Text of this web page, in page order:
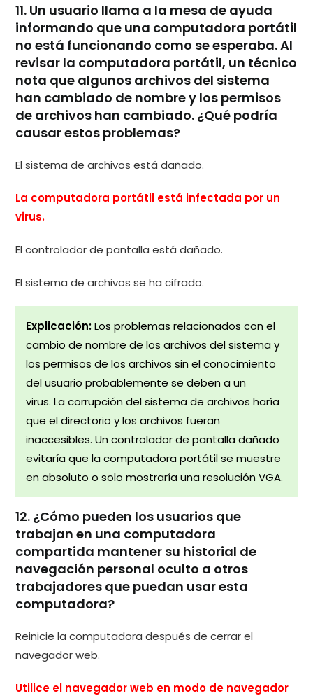
11. Un usuario llama a la mesa de ayuda
informando que una computadora portátil
no está funcionando como se esperaba. Al
revisar la computadora portátil, un técnico
nota que algunos archivos del sistema
han cambiado de nombre y los permisos
de archivos han cambiado. ¿Qué podría
causar estos problemas?
El sistema de archivos está dañado.
La computadora portátil está infectada por un
virus.
El controlador de pantalla está dañado.
El sistema de archivos se ha cifrado.
Explicación:Los problemas relacionados con el
cambio de nombre de los archivos del sistema y
los permisos de los archivos sin el conocimiento
del usuario probablemente se deben a un
virus. La corrupción del sistema de archivos haría
que el directorio y los archivos fueran
inaccesibles. Un controlador de pantalla dañado
evitaría que la computadora portátil se muestre
en absoluto o solo mostraría una resolución VGA.
12. ¿Cómo pueden los usuarios que
trabajan en una computadora
compartida mantener su historial de
navegación personal oculto a otros
trabajadores que puedan usar esta
computadora?
Reinicie la computadora después de cerrar el
navegador web.
Utilice el navegador web en modo de navegador